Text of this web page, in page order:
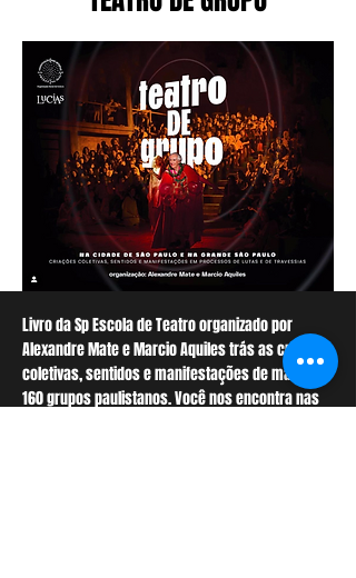
Livro da Sp Escola de Teatro organizado por
Alexandre Mate e Marcio Aquiles trás as criações
coletivas, sentidos e manifestações de mais de
160 grupos paulistanos. Você nos encontra nas